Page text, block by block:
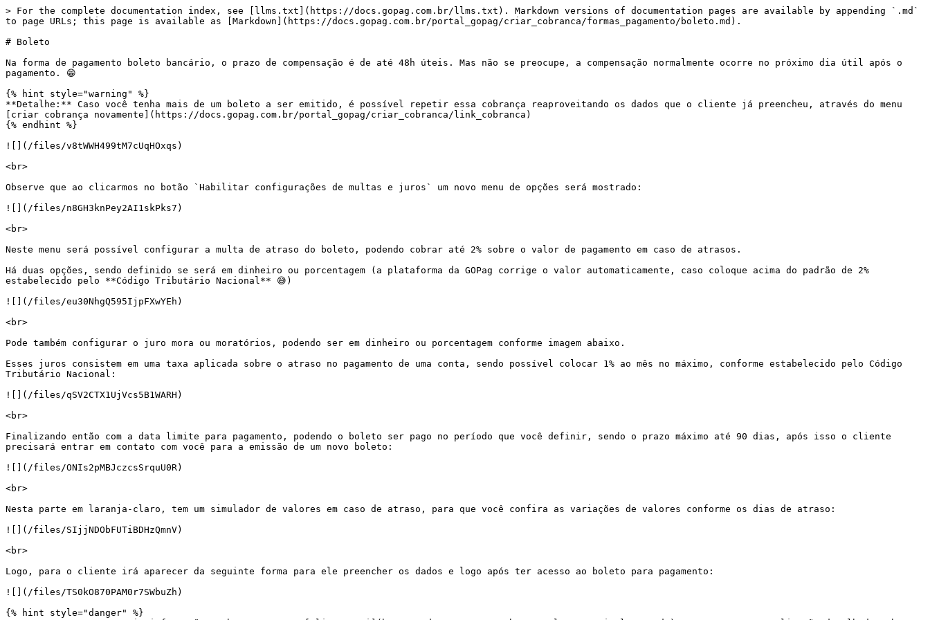
> For the complete documentation index, see [llms.txt](https://docs.gopag.com.br/llms.txt). Markdown versions of documentation pages are available by appending `.md`
to page URLs; this page is available as [Markdown](https://docs.gopag.com.br/portal_gopag/criar_cobranca/formas_pagamento/boleto.md).
# Boleto
Na forma de pagamento boleto bancário, o prazo de compensação é de até 48h úteis. Mas não se preocupe, a compensação normalmente ocorre no próximo dia útil após o
pagamento. 😁
{% hint style="warning" %}
**Detalhe:** Caso você tenha mais de um boleto a ser emitido, é possível repetir essa cobrança reaproveitando os dados que o cliente já preencheu, através do menu
[criar cobrança novamente](https://docs.gopag.com.br/portal_gopag/criar_cobranca/link_cobranca)
{% endhint %}
![](/files/v8tWWH499tM7cUqHOxqs)
<br>
Observe que ao clicarmos no botão `Habilitar configurações de multas e juros` um novo menu de opções será mostrado:
![](/files/n8GH3knPey2AI1skPks7)
<br>
Neste menu será possível configurar a multa de atraso do boleto, podendo cobrar até 2% sobre o valor de pagamento em caso de atrasos.
Há duas opções, sendo definido se será em dinheiro ou porcentagem (a plataforma da GOPag corrige o valor automaticamente, caso coloque acima do padrão de 2%
estabelecido pelo **Código Tributário Nacional** 😅)
![](/files/eu30NhgQ595IjpFXwYEh)
<br>
Pode também configurar o juro mora ou moratórios, podendo ser em dinheiro ou porcentagem conforme imagem abaixo.
Esses juros consistem em uma taxa aplicada sobre o atraso no pagamento de uma conta, sendo possível colocar 1% ao mês no máximo, conforme estabelecido pelo Código
Tributário Nacional:
![](/files/qSV2CTX1UjVcs5B1WARH)
<br>
Finalizando então com a data limite para pagamento, podendo o boleto ser pago no período que você definir, sendo o prazo máximo até 90 dias, após isso o cliente
precisará entrar em contato com você para a emissão de um novo boleto:
![](/files/ONIs2pMBJczcsSrquU0R)
<br>
Nesta parte em laranja-claro, tem um simulador de valores em caso de atraso, para que você confira as variações de valores conforme os dias de atraso:
![](/files/SIjjNDObFUTiBDHzQmnV)
<br>
Logo, para o cliente irá aparecer da seguinte forma para ele preencher os dados e logo após ter acesso ao boleto para pagamento:
![](/files/TS0kO870PAM0r7SWbuZh)
{% hint style="danger" %}